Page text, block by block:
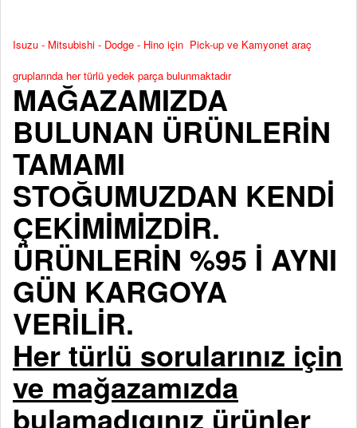
Isuzu - Mitsubishi - Dodge - Hino için Pick-up ve Kamyonet araç
gruplarında her türlü yedek parça bulunmaktadır
MAĞAZAMIZDA
BULUNAN ÜRÜNLERİN
TAMAMI
STOĞUMUZDAN KENDİ
ÇEKİMİMİZDİR.
ÜRÜNLERİN %95 İ AYNI
GÜN KARGOYA
VERİLİR.
Her türlü sorularınız için
ve mağazamızda
bulamadıgınız ürünler